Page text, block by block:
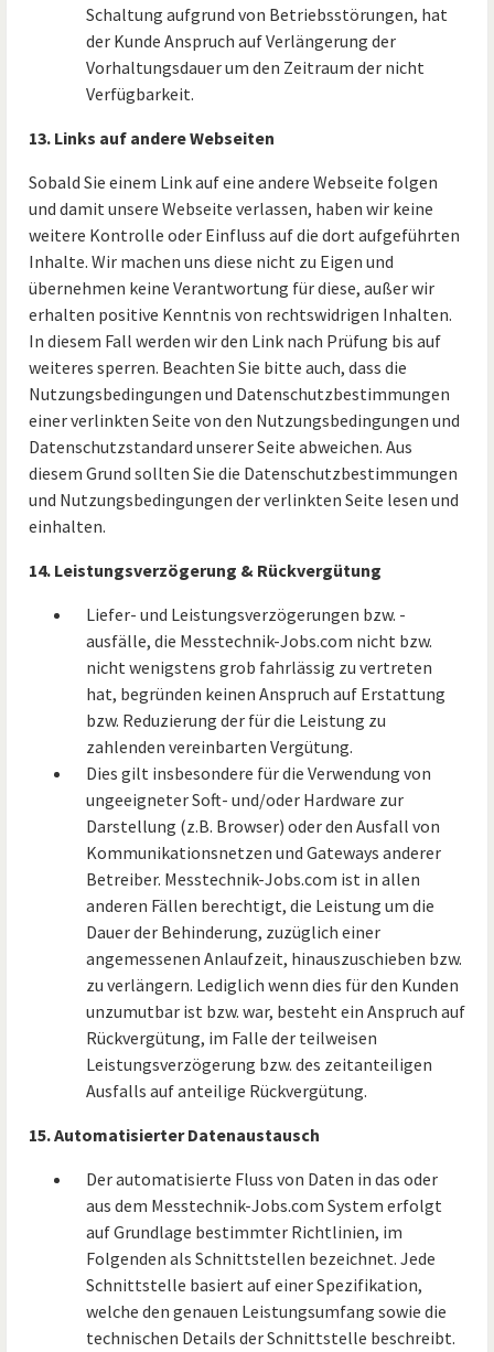
Schaltung aufgrund von Betriebsstörungen, hat
der Kunde Anspruch auf Verlängerung der
Vorhaltungsdauer um den Zeitraum der nicht
Verfügbarkeit.
13. Links auf andere Webseiten
Sobald Sie einem Link auf eine andere Webseite folgen
und damit unsere Webseite verlassen, haben wir keine
weitere Kontrolle oder Einfluss auf die dort aufgeführten
Inhalte. Wir machen uns diese nicht zu Eigen und
übernehmen keine Verantwortung für diese, außer wir
erhalten positive Kenntnis von rechtswidrigen Inhalten.
In diesem Fall werden wir den Link nach Prüfung bis auf
weiteres sperren. Beachten Sie bitte auch, dass die
Nutzungsbedingungen und Datenschutzbestimmungen
einer verlinkten Seite von den Nutzungsbedingungen und
Datenschutzstandard unserer Seite abweichen. Aus
diesem Grund sollten Sie die Datenschutzbestimmungen
und Nutzungsbedingungen der verlinkten Seite lesen und
einhalten.
14. Leistungsverzögerung & Rückvergütung
Liefer- und Leistungsverzögerungen bzw. -
ausfälle, die Messtechnik-Jobs.com nicht bzw.
nicht wenigstens grob fahrlässig zu vertreten
hat, begründen keinen Anspruch auf Erstattung
bzw. Reduzierung der für die Leistung zu
zahlenden vereinbarten Vergütung.
Dies gilt insbesondere für die Verwendung von
ungeeigneter Soft- und/oder Hardware zur
Darstellung (z.B. Browser) oder den Ausfall von
Kommunikationsnetzen und Gateways anderer
Betreiber. Messtechnik-Jobs.com ist in allen
anderen Fällen berechtigt, die Leistung um die
Dauer der Behinderung, zuzüglich einer
angemessenen Anlaufzeit, hinauszuschieben bzw.
zu verlängern. Lediglich wenn dies für den Kunden
unzumutbar ist bzw. war, besteht ein Anspruch auf
Rückvergütung, im Falle der teilweisen
Leistungsverzögerung bzw. des zeitanteiligen
Ausfalls auf anteilige Rückvergütung.
15. Automatisierter Datenaustausch
Der automatisierte Fluss von Daten in das oder
aus dem Messtechnik-Jobs.com System erfolgt
auf Grundlage bestimmter Richtlinien, im
Folgenden als Schnittstellen bezeichnet. Jede
Schnittstelle basiert auf einer Spezifikation,
welche den genauen Leistungsumfang sowie die
technischen Details der Schnittstelle beschreibt.